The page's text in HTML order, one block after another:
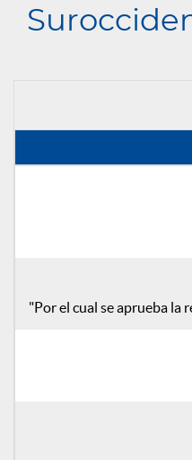
"Por el cual se aprueba la